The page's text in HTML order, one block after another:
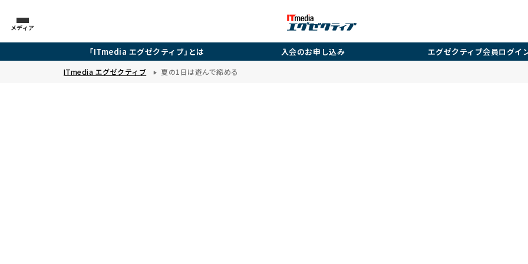
メディア
「ITmedia エグゼクティブ」とは 入会のお申し込み エグゼクティブ会員ログイ
ITmedia エグゼクティブ 夏の1日は遊んで締める